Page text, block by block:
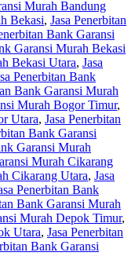
Murah Bandung
Bekasi, Jasa Penerbitan
Bank Garansi
Garansi Murah Bekasi
Bekasi Utara, Jasa
Penerbitan Bank
Bank Garansi Murah
Murah Bogor Timur,
Utara, Jasa Penerbitan
Bank Garansi
Garansi Murah
Murah Cikarang
Cikarang Utara, Jasa
Penerbitan Bank
Bank Garansi Murah
Murah Depok Timur,
Utara, Jasa Penerbitan
Bank Garansi